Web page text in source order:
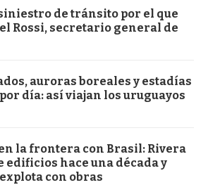
de tránsito por el que
Rossi, secretario general de
auroras boreales y estadías
por día: así viajan los uruguayos
la frontera con Brasil: Rivera
edificios hace una década y
con obras